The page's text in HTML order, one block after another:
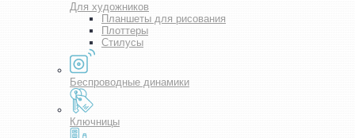
Для художников
Планшеты для рисования
Плоттеры
Стилусы
Беспроводные динамики
Ключницы